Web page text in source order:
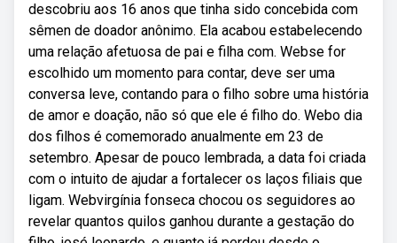
descobriu aos 16 anos que tinha sido concebida com
sêmen de doador anônimo. Ela acabou estabelecendo
uma relação afetuosa de pai e filha com. Webse for
escolhido um momento para contar, deve ser uma
conversa leve, contando para o filho sobre uma história
de amor e doação, não só que ele é filho do. Webo dia
dos filhos é comemorado anualmente em 23 de
setembro. Apesar de pouco lembrada, a data foi criada
com o intuito de ajudar a fortalecer os laços filiais que
ligam. Webvirgínia fonseca chocou os seguidores ao
revelar quantos quilos ganhou durante a gestação do